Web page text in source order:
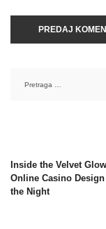
Inside the Velvet
Online Casino
the Night